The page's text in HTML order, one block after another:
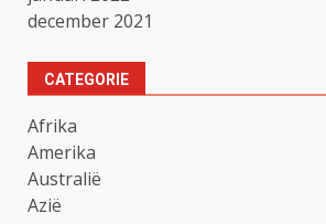
december 2021
CATEGORIE
Afrika
Amerika
Australië
Azië